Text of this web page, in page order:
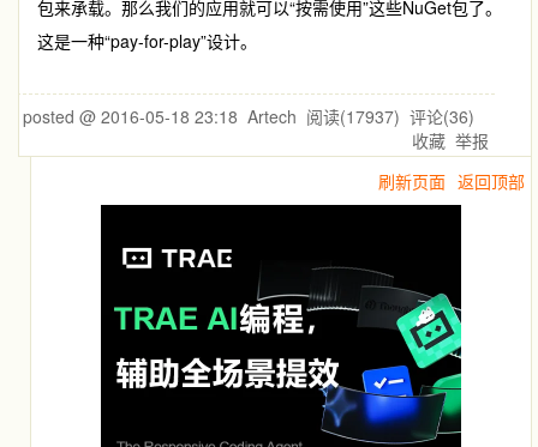
包来承载。那么我们的应用就可以“按需使用”这些NuGet包了。
这是一种“pay-for-play”设计。
posted @ 2016-05-18 23:18 Artech 阅读(17937) 评论(36)
收藏 举报
刷新页面 返回顶部